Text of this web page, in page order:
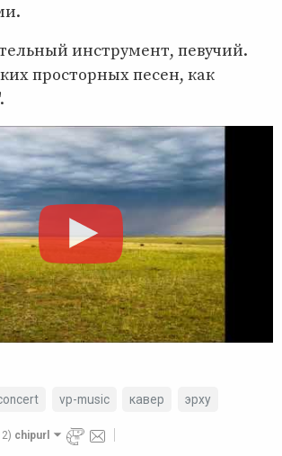
инструмент, певучий.
просторных песен, как
vp-music кавер эрху
chipurl